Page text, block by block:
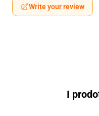
Write your review
I